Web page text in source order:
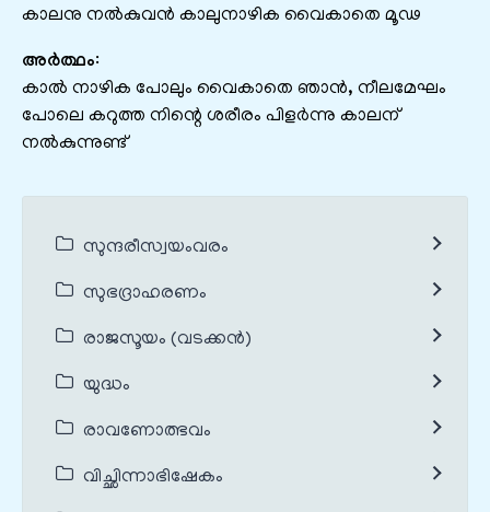
കാലനു നല്‍കുവന്‍ കാലുനാഴിക വൈകാതെ മൂഢ
അർത്ഥം:
കാല്‍ നാഴിക പോലും വൈകാതെ ഞാന്‍, നീലമേഘം
പോലെ കറുത്ത നിന്റെ ശരീരം പിളര്‍ന്നു കാലന്
നല്‍കുന്നുണ്ട്
സുന്ദരീസ്വയംവരം
സുഭദ്രാഹരണം
രാജസൂയം (വടക്കൻ)
യുദ്ധം
രാവണോത്ഭവം
വിച്ഛിന്നാഭിഷേകം